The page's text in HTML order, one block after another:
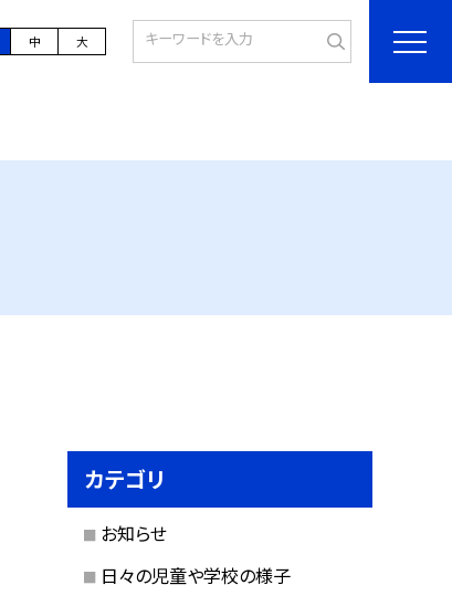
中 大
カテゴリ
お知らせ
日々の児童や学校の様子